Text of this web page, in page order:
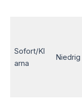
Sofort/Kl
arna
Niedrig